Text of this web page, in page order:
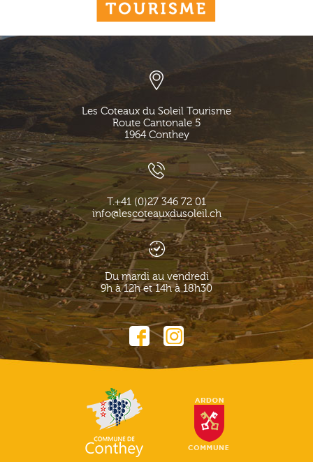
Les Coteaux du Soleil Tourisme
Route Cantonale 5
1964 Conthey
T.+41 (0)27 346 72 01
info@lescoteauxdusoleil.ch
Du mardi au vendredi
9h à 12h et 14h à 18h30